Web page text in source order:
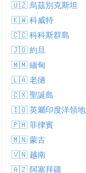
13
35.0°
2% 下雨
↑
20.0 km/h
14
15.0 km/h
🇺🇿 烏茲別克斯坦
🇰🇼 科威特
🇨🇨 科科斯群島
🇯🇴 約旦
🇲🇲 緬甸
🇱🇦 老撾
🇨🇽 聖誕島
🇮🇴 英屬印度洋領地
🇵🇭 菲律賓
🇲🇳 蒙古
🇻🇳 越南
🇦🇿 阿塞拜疆